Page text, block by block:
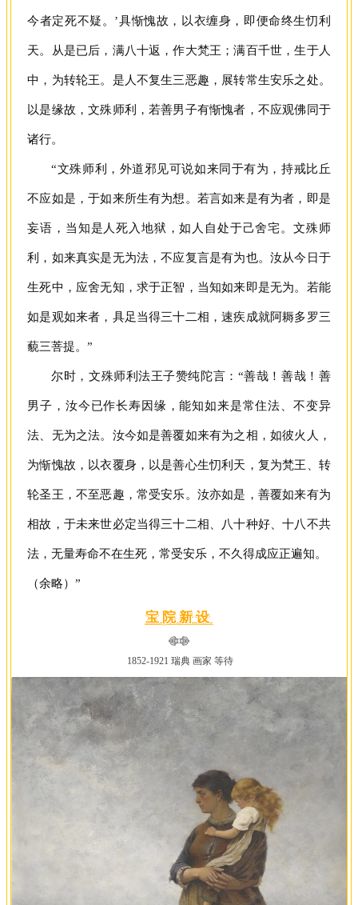
今者定死不疑。’具惭愧故，以衣缠身，即便命终生忉利
天。从是已后，满八十返，作大梵王；满百千世，生于人
中，为转轮王。是人不复生三恶趣，展转常生安乐之处。
以是缘故，文殊师利，若善男子有惭愧者，不应观佛同于
诸行。
“文殊师利，外道邪见可说如来同于有为，持戒比丘
不应如是，于如来所生有为想。若言如来是有为者，即是
妄语，当知是人死入地狱，如人自处于己舍宅。文殊师
利，如来真实是无为法，不应复言是有为也。汝从今日于
生死中，应舍无知，求于正智，当知如来即是无为。若能
如是观如来者，具足当得三十二相，速疾成就阿耨多罗三
藐三菩提。”
尔时，文殊师利法王子赞纯陀言：“善哉！善哉！善
男子，汝今已作长寿因缘，能知如来是常住法、不变异
法、无为之法。汝今如是善覆如来有为之相，如彼火人，
为惭愧故，以衣覆身，以是善心生忉利天，复为梵王、转
轮圣王，不至恶趣，常受安乐。汝亦如是，善覆如来有为
相故，于未来世必定当得三十二相、八十种好、十八不共
法，无量寿命不在生死，常受安乐，不久得成应正遍知。
（余略）”
宝院新设
1852-1921 瑞典 画家 等待